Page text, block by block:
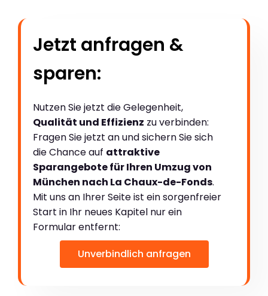
Jetzt anfragen &
sparen:
Nutzen Sie jetzt die Gelegenheit,
Qualität und Effizienz zu verbinden:
Fragen Sie jetzt an und sichern Sie sich
die Chance auf attraktive
Sparangebote für Ihren Umzug von
München nach La Chaux-de-Fonds.
Mit uns an Ihrer Seite ist ein sorgenfreier
Start in Ihr neues Kapitel nur ein
Formular entfernt:
Unverbindlich anfragen